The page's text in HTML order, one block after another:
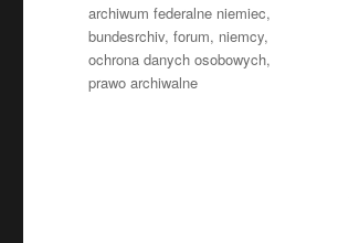
Tagi
archiwum federalne niemiec,
bundesrchiv,forum, niemcy,
ochrona danych osobowych,
prawo archiwalne